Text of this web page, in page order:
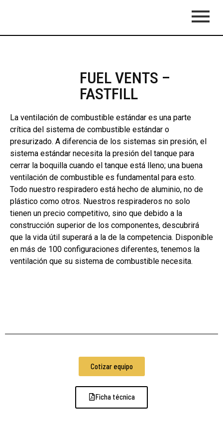
FUEL VENTS –
FASTFILL
La ventilación de combustible estándar es una parte
crítica del sistema de combustible estándar o
presurizado. A diferencia de los sistemas sin presión, el
sistema estándar necesita la presión del tanque para
cerrar la boquilla cuando el tanque está lleno; una buena
ventilación de combustible es fundamental para esto.
Todo nuestro respiradero está hecho de aluminio, no de
plástico como otros. Nuestros respiraderos no solo
tienen un precio competitivo, sino que debido a la
construcción superior de los componentes, descubrirá
que la vida útil superará a la de la competencia. Disponible
en más de 100 configuraciones diferentes, tenemos la
ventilación que su sistema de combustible necesita.
Cotizar equipo
Ficha técnica